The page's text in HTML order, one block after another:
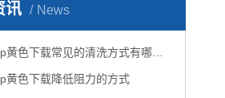
讯 News
色下载常见的清洗方式有哪些？
黄色下载降低阻力的方式